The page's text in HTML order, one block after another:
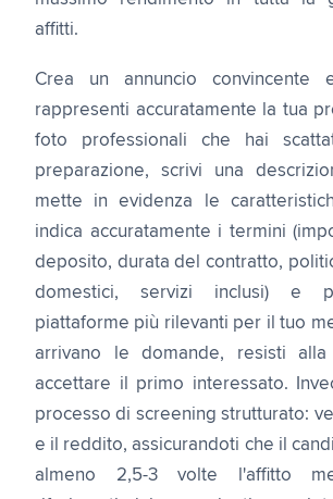
affitti.
Crea un annuncio convincente
rappresenti accuratamente la tua
foto professionali che hai
preparazione, scrivi una
mette in evidenza le
indica accuratamente i termini
deposito, durata del contratto,
domestici, servizi inclusi) e
piattaforme più rilevanti per il tuo
arrivano le domande, resisti
accettare il primo interessato.
processo di screening strutturato:
e il reddito, assicurandoti che il
almeno 2,5-3 volte l'affitto